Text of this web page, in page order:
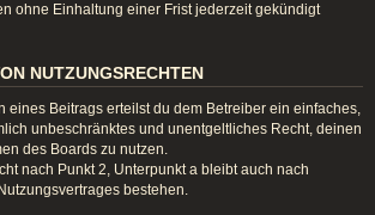
ohne Einhaltung einer Frist jederzeit gekündigt
NUTZUNGSRECHTEN
eines Beitrags erteilst du dem Betreiber ein einfaches,
unbeschränktes und unentgeltliches Recht, deinen
des Boards zu nutzen.
nach Punkt 2, Unterpunkt a bleibt auch nach
bestehen.